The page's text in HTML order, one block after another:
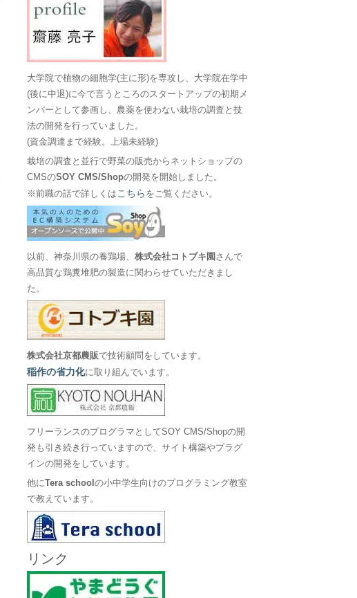
大学院で植物の細胞学(主に形)を専攻し、大学院在学中
(後に中退)に今で言うところのスタートアップの初期メ
ンバーとして参画し、農薬を使わない栽培の調査と技
法の開発を行っていました。
(資金調達まで経験。上場未経験)
栽培の調査と並行で野菜の販売からネットショップの
CMSのSOY CMS/Shopの開発を開始しました。
※前職の話で詳しくは こちら をご覧ください。
以前、神奈川県の養鶏場、株式会社コトブキ園 さんで
高品質な鶏糞堆肥の製造に関わらせていただきまし
た。
株式会社京都農販で技術顧問をしています。
稲作の省力化に取り組んでいます。
フリーランスのプログラマとしてSOY CMS/Shopの開
発も引き続き行っていますので、サイト構築やプラグ
インの開発をしています。
他にTera schoolの小中学生向けのプログラミング教室
で教えています。
リンク